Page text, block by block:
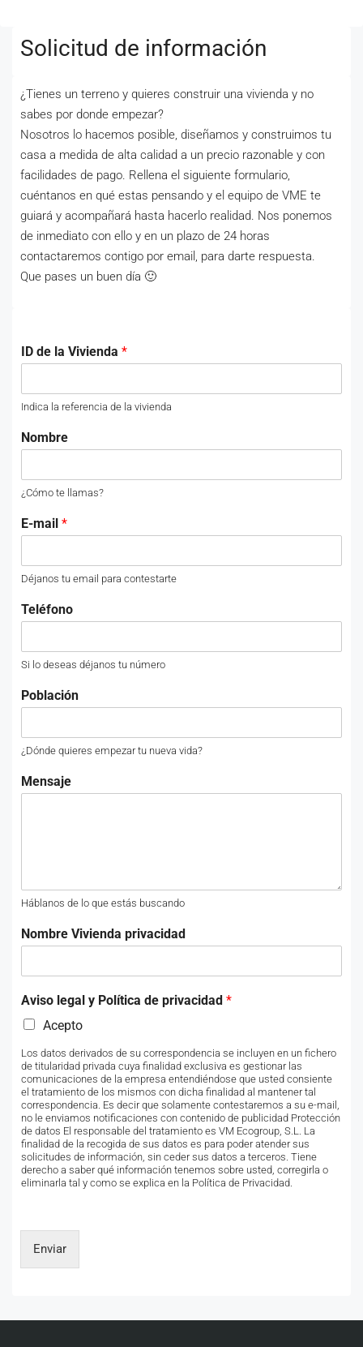
Solicitud de información
¿Tienes un terreno y quieres construir una vivienda y no
sabes por donde empezar?
Nosotros lo hacemos posible, diseñamos y construimos tu
casa a medida de alta calidad a un precio razonable y con
facilidades de pago. Rellena el siguiente formulario,
cuéntanos en qué estas pensando y el equipo de VME te
guiará y acompañará hasta hacerlo realidad. Nos ponemos
de inmediato con ello y en un plazo de 24 horas
contactaremos contigo por email, para darte respuesta.
Que pases un buen día 🙂
ID de la Vivienda *
Indica la referencia de la vivienda
Nombre
¿Cómo te llamas?
E-mail *
Déjanos tu email para contestarte
Teléfono
Si lo deseas déjanos tu número
Población
¿Dónde quieres empezar tu nueva vida?
Mensaje
Háblanos de lo que estás buscando
Nombre Vivienda privacidad
Aviso legal y Política de privacidad *
Acepto
Los datos derivados de su correspondencia se incluyen en un fichero
de titularidad privada cuya finalidad exclusiva es gestionar las
comunicaciones de la empresa entendiéndose que usted consiente
el tratamiento de los mismos con dicha finalidad al mantener tal
correspondencia. Es decir que solamente contestaremos a su e-mail,
no le enviamos notificaciones con contenido de publicidad Protección
de datos El responsable del tratamiento es VM Ecogroup, S.L. La
finalidad de la recogida de sus datos es para poder atender sus
solicitudes de información, sin ceder sus datos a terceros. Tiene
derecho a saber qué información tenemos sobre usted, corregirla o
eliminarla tal y como se explica en la Política de Privacidad.
Enviar